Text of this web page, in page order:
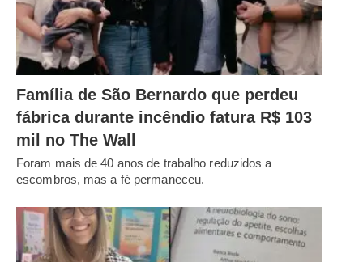
Família de São Bernardo que perdeu
fábrica durante incêndio fatura R$ 103
mil no The Wall
Foram mais de 40 anos de trabalho reduzidos a
escombros, mas a fé permaneceu.